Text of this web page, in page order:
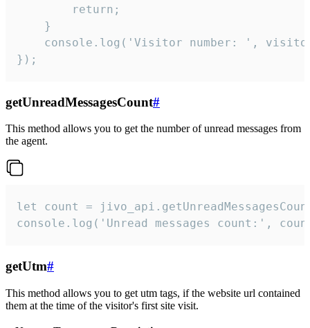
        return;
    }
console.log('Visitor number: ',
});
getUnreadMessagesCount#
This method allows you to get the number of unread messages from
the agent.
let count =
console.log('Unread messages count:',
getUtm#
This method allows you to get utm tags, if the website url contained
them at the time of the visitor's first site visit.